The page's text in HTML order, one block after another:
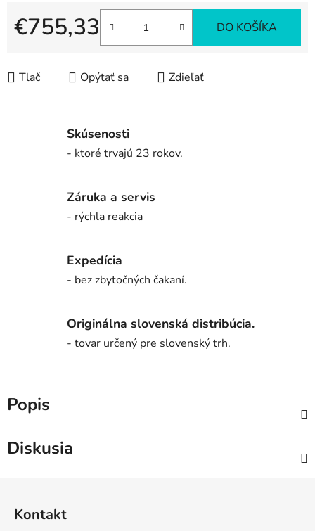
€755,33 DO KOŠÍKA
Tlač Opýtať sa Zdieľať
Skúsenosti
- ktoré trvajú 23 rokov.
Záruka a servis
- rýchla reakcia
Expedícia
- bez zbytočných čakaní.
Originálna slovenská distribúcia.
- tovar určený pre slovenský trh.
Popis
Diskusia
Kontakt